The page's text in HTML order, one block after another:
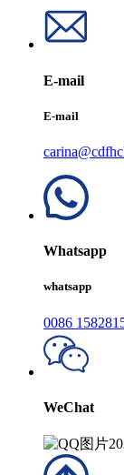
E-mail
E-mail
Whatsapp
whatsapp
0086
WeChat